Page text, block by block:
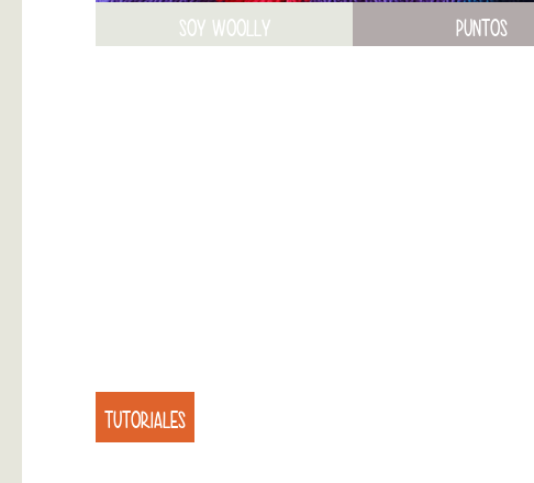
SOY WOOLLY PUNTOS
TUTORIALES